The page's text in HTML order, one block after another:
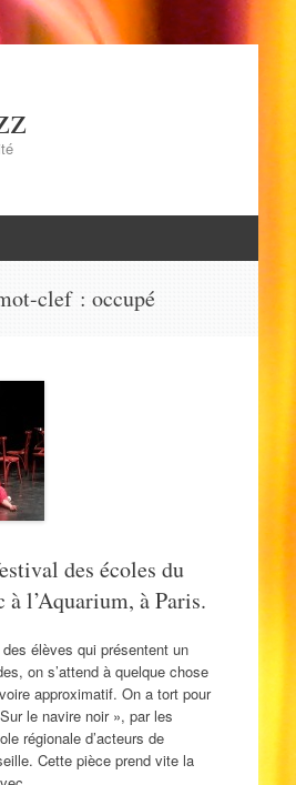
clef : occupé
des écoles du
l’Aquarium, à Paris.
élèves qui présentent un
on s’attend à quelque chose
approximatif. On a tort pour
le navire noir », par les
régionale d’acteurs de
Cette pièce prend vite la